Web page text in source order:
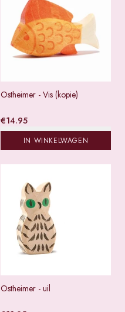
Ostheimer - Vis (kopie)
€14.95
IN WINKELWAGEN
Ostheimer - uil